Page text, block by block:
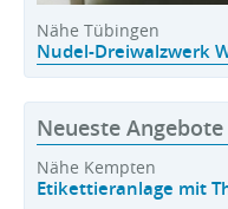
Nähe Tübingen
Nudel-Dreiwalzwerk
Neueste Angebote
Nähe Kempten
Etikettieranlage mit